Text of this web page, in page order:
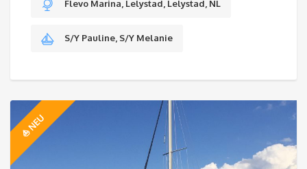
Flevo Marina, Lelystad, Lelystad, NL
S/Y Pauline, S/Y Melanie
⛵️ NEU